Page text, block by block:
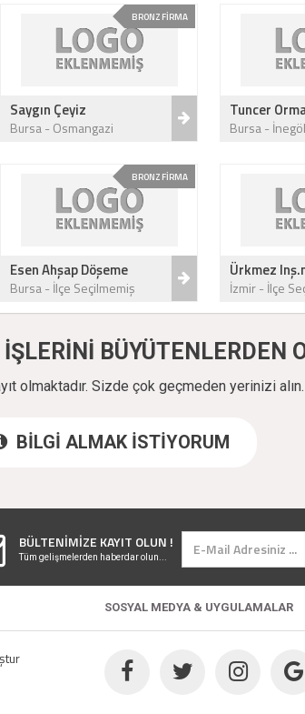
BRONZ FİRMA
Saygın Çeyiz
Bursa - Osmangazi
Tuncer
Bursa - İnegöl
BRONZ FİRMA
Esen Ahşap Döşeme
Bursa - İlçe Seçilmemiş
Ürkmez
İzmir - İlçe
BÜYÜTENLERDEN
olmaktadır. Sizde çok geçmeden yerinizi alın.
BİLGİ ALMAK İSTİYORUM
BÜLTENİMİZE KAYIT OLUN !
Tüm gelişmelerden haberdar olun...
SOSYAL MEDYA & UYGULAMALAR